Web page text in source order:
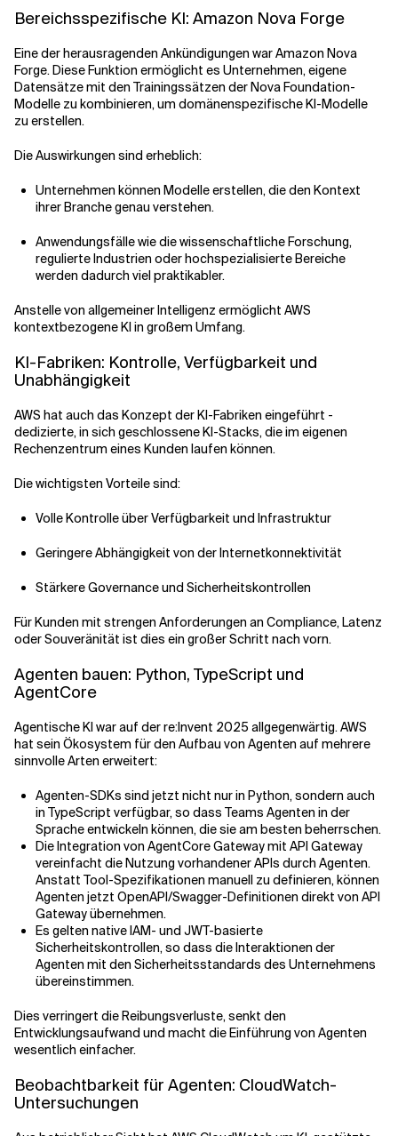
Bereichsspezifische KI: Amazon Nova Forge
Eine der herausragenden Ankündigungen war Amazon Nova
Forge. Diese Funktion ermöglicht es Unternehmen, eigene
Datensätze mit den Trainingssätzen der Nova Foundation-
Modelle zu kombinieren, um domänenspezifische KI-Modelle
zu erstellen.
Die Auswirkungen sind erheblich:
Unternehmen können Modelle erstellen, die den Kontext
ihrer Branche genau verstehen.
Anwendungsfälle wie die wissenschaftliche Forschung,
regulierte Industrien oder hochspezialisierte Bereiche
werden dadurch viel praktikabler.
Anstelle von allgemeiner Intelligenz ermöglicht AWS
kontextbezogene KI in großem Umfang.
KI-Fabriken: Kontrolle, Verfügbarkeit und
Unabhängigkeit
AWS hat auch das Konzept der KI-Fabriken eingeführt -
dedizierte, in sich geschlossene KI-Stacks, die im eigenen
Rechenzentrum eines Kunden laufen können.
Die wichtigsten Vorteile sind:
Volle Kontrolle über Verfügbarkeit und Infrastruktur
Geringere Abhängigkeit von der Internetkonnektivität
Stärkere Governance und Sicherheitskontrollen
Für Kunden mit strengen Anforderungen an Compliance, Latenz
oder Souveränität ist dies ein großer Schritt nach vorn.
Agenten bauen: Python, TypeScript und
AgentCore
Agentische KI war auf der re:Invent 2025 allgegenwärtig. AWS
hat sein Ökosystem für den Aufbau von Agenten auf mehrere
sinnvolle Arten erweitert:
Agenten-SDKs sind jetzt nicht nur in Python, sondern auch
in TypeScript verfügbar, so dass Teams Agenten in der
Sprache entwickeln können, die sie am besten beherrschen.
Die Integration von AgentCore Gateway mit API Gateway
vereinfacht die Nutzung vorhandener APIs durch Agenten.
Anstatt Tool-Spezifikationen manuell zu definieren, können
Agenten jetzt OpenAPI/Swagger-Definitionen direkt von API
Gateway übernehmen.
Es gelten native IAM- und JWT-basierte
Sicherheitskontrollen, so dass die Interaktionen der
Agenten mit den Sicherheitsstandards des Unternehmens
übereinstimmen.
Dies verringert die Reibungsverluste, senkt den
Entwicklungsaufwand und macht die Einführung von Agenten
wesentlich einfacher.
Beobachtbarkeit für Agenten: CloudWatch-
Untersuchungen